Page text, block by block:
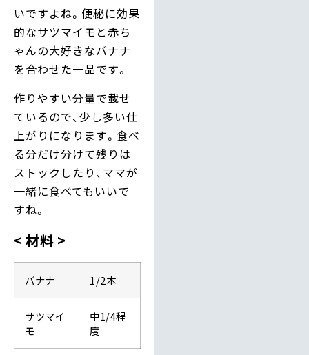
いですよね。便秘に効果
的なサツマイモと赤ち
ゃんの大好きなバナナ
を合わせた一品です。
作りやすい分量で載せ
ているので、少し多い仕
上がりになります。食べ
る分だけ分けて残りは
ストックしたり、ママが
一緒に食べてもいいで
すね。
材料
バナナ 1/2本
サツマイ
モ
中1/4程
度